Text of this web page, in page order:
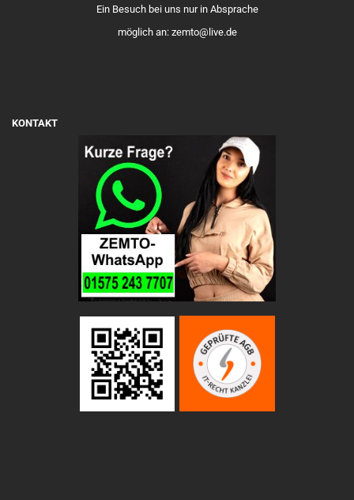
Ein Besuch bei uns nur in Absprache
möglich an: zemto@live.de
KONTAKT